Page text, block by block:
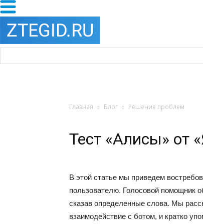
Главная Блог Решение проблем
Тест «Алисы» от
В этой статье мы приведем
пользователю. Голосовой помощник
сказав определенные слова. Мы
взаимодействие с ботом, и кратко